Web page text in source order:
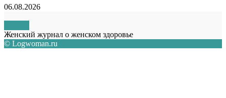
06.08.2026
Женский журнал о женском здоровье
© Logwoman.ru